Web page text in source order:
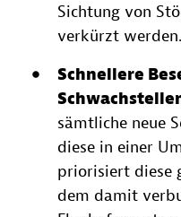
Sichtung von
verkürzt werden.
Schnellere
sämtliche neue
diese in einer
priorisiert diese
dem damit